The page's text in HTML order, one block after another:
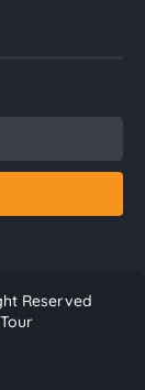
Reserved